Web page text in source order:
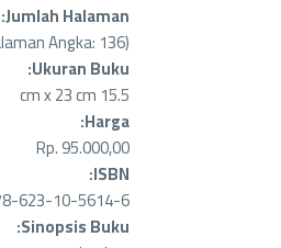
Jumlah Halaman:
Angka: 136)
Ukuran Buku:
15.5 cm x 23 cm
Harga:
Rp. 95.000,00
ISBN:
623-10-5614-6
Sinopsis Buku: